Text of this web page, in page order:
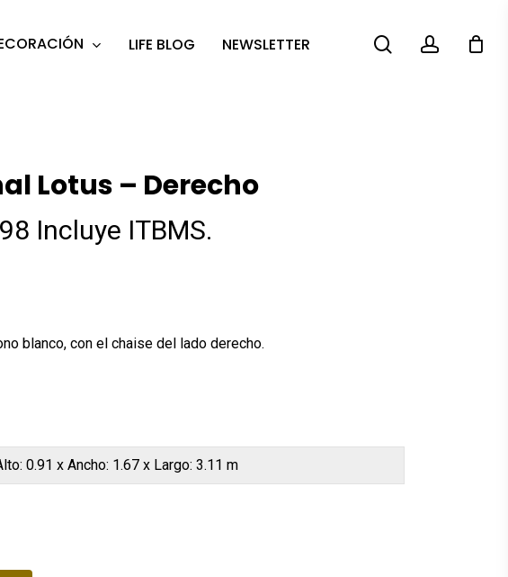
LIFE BLOG NEWSLETTER searchaccount
Lotus – Derecho
El
$1,674.98.
Incluye ITBMS.
blanco, con el chaise del lado derecho.
0.91 x Ancho: 1.67 x Largo: 3.11 m